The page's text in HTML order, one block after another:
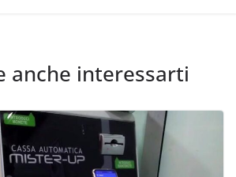
anche interessarti